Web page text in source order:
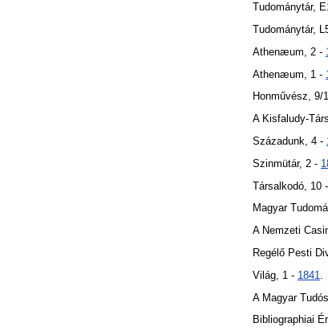
Tudománytár,
Tudománytár,
Athenæum, 2 -
Athenæum, 1 -
Honművész, 9/
A Kisfaludy-
Századunk, 4 -
Szinmütár, 2 -
Társalkodó, 10 -
Magyar
A Nemzeti
Regélő Pesti
Világ, 1 - 1841
A Magyar
Bibliographiai